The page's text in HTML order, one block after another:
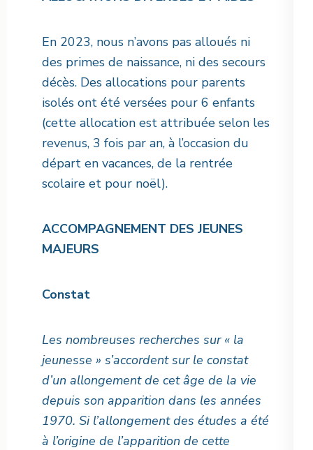
En 2023, nous n’avons pas alloués ni
des primes de naissance, ni des secours
décès. Des allocations pour parents
isolés ont été versées pour 6 enfants
(cette allocation est attribuée selon les
revenus, 3 fois par an, à l’occasion du
départ en vacances, de la rentrée
scolaire et pour noël).
ACCOMPAGNEMENT DES JEUNES
MAJEURS
Constat
Les nombreuses recherches sur « la
jeunesse » s’accordent sur le constat
d’un allongement de cet âge de la vie
depuis son apparition dans les années
1970. Si l’allongement des études a été
à l’origine de l’apparition de cette